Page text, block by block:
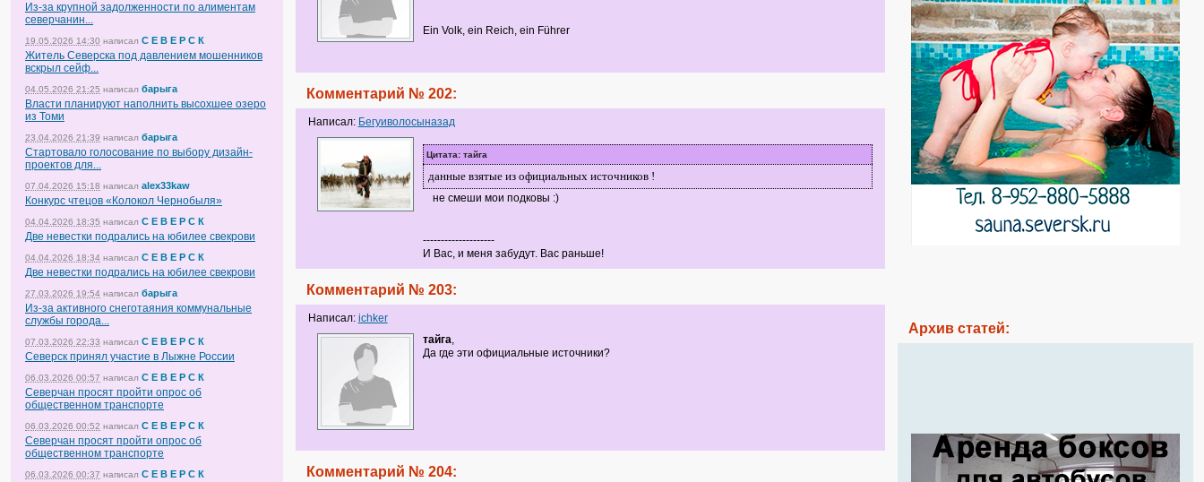
Из-за крупной задолженности по алиментам
северчанин...
19.05.2026 14:30 написал С Е В Е Р С К
Житель Северска под давлением мошенников
вскрыл сейф...
04.05.2026 21:25 написал барыга
Власти планируют наполнить высохшее озеро
из Томи
23.04.2026 21:39 написал барыга
Стартовало голосование по выбору дизайн-
проектов для...
07.04.2026 15:18 написал alex33kaw
Конкурс чтецов «Колокол Чернобыля»
04.04.2026 18:35 написал С Е В Е Р С К
Две невестки подрались на юбилее свекрови
04.04.2026 18:34 написал С Е В Е Р С К
Две невестки подрались на юбилее свекрови
27.03.2026 19:54 написал барыга
Из-за активного снеготаяния коммунальные
службы города...
07.03.2026 22:33 написал С Е В Е Р С К
Северск принял участие в Лыжне России
06.03.2026 00:57 написал С Е В Е Р С К
Северчан просят пройти опрос об
общественном транспорте
06.03.2026 00:52 написал С Е В Е Р С К
Северчан просят пройти опрос об
общественном транспорте
06.03.2026 00:37 написал С Е В Е Р С К
Ein Volk, ein Reich, ein Führer
Комментарий № 202:
Написал: Бегуиволосыназад
Цитата: тайга
данные взятые из официальных источников !
не смеши мои подковы :)
--------------------
И Вас, и меня забудут. Вас раньше!
Комментарий № 203:
Написал: ichker
тайга,
Да где эти официальные источники?
Комментарий № 204:
Архив статей: